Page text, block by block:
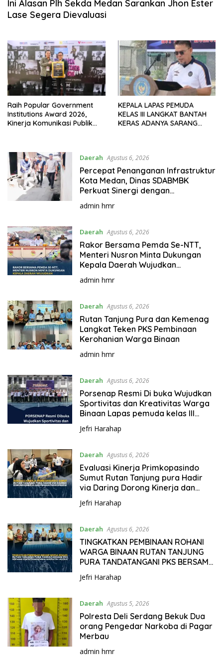
Ini Alasan Plh Sekda Medan Sarankan Jhon Ester
Lase Segera Dievaluasi
Raih Popular Government
Institutions Award 2026,
Kinerja Komunikasi Publik
KEPALA LAPAS PEMUDA
KELAS III LANGKAT BANTAH
KERAS ADANYA SARANG
Daerah Agustus 6, 2026
Percepat Penanganan Infrastruktur
Kota Medan, Dinas SDABMBK
Perkuat Sinergi dengan
admin hmr
Daerah Agustus 6, 2026
Rakor Bersama Pemda Se-NTT,
Menteri Nusron Minta Dukungan
Kepala Daerah Wujudkan
admin hmr
Daerah Agustus 6, 2026
Rutan Tanjung Pura dan Kemenag
Langkat Teken PKS Pembinaan
Kerohanian Warga Binaan
admin hmr
Daerah Agustus 6, 2026
Porsenap Resmi Di buka Wujudkan
Sportivitas dan Kreativitas Warga
Binaan Lapas pemuda kelas lll
Jefri Harahap
Daerah Agustus 6, 2026
Evaluasi Kinerja Primkopasindo
Sumut Rutan Tanjung pura Hadir
via Daring Dorong Kinerja dan
Jefri Harahap
Daerah Agustus 6, 2026
TINGKATKAN PEMBINAAN ROHANI
WARGA BINAAN RUTAN TANJUNG
PURA TANDATANGANI PKS BERSAMA
LANGKAT
Jefri Harahap
Daerah Agustus 5, 2026
Polresta Deli Serdang Bekuk Dua
orang Pengedar Narkoba di Pagar
Merbau
admin hmr